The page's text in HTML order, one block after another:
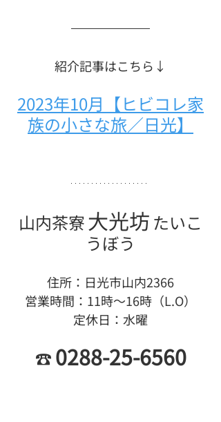
紹介記事はこちら↓
2023年10月【ヒビコレ家
族の小さな旅／日光】
山内茶寮大光坊 たいこ
うぼう
住所：日光市山内2366
営業時間：11時〜16時（L.O）
定休日：水曜
☎︎ 0288-25-6560